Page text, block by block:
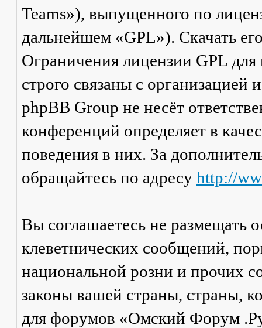
Teams»), выпущенного по
дальнейшем «GPL»). Скачать
Ограничения лицензии GPL
строго связаны с
phpBB Group не несёт
конференций определяет в
поведения в них. За
обращайтесь по адресу http://
Вы соглашаетесь не размещать
клеветнических сообщений,
национальной розни и прочих
законы вашей страны, страны,
для форумов «Омский Форум